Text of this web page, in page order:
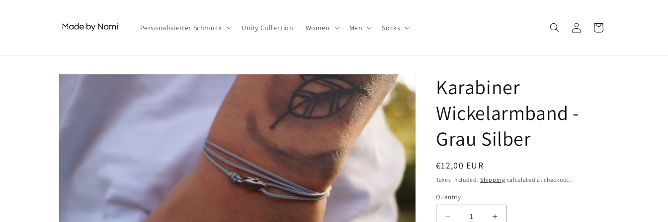
Personalisierter Schmuck Unity Collection Women Men Socks
Log
in
Cart
Skip to
Karabiner
Wickelarmband -
Grau Silber
Regular
price
€12,00 EUR
Taxes included.Shipping calculated at checkout.
Quantity